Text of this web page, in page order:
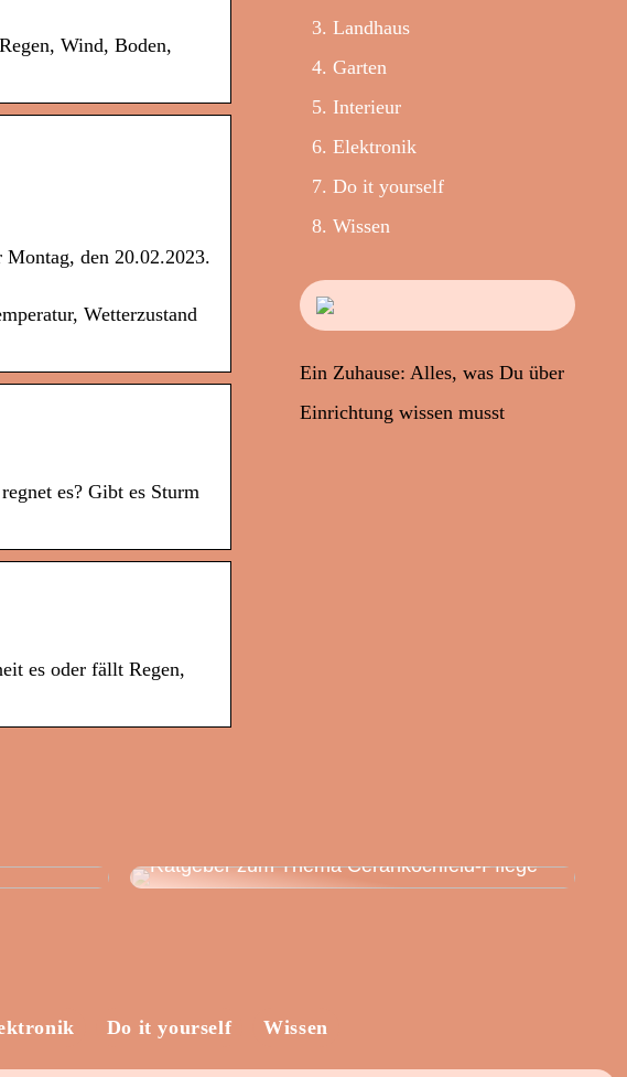
Wind, Boden,
den 20.02.2023.
Wetterzustand
es? Gibt es Sturm
es oder fällt Regen,
Landhaus
Garten
Interieur
Elektronik
Do it yourself
Wissen
Ein Zuhause: Alles, was Du über
Einrichtung wissen musst
Ratgeber zum Thema Cerankochfeld-Pflege
Do it yourself Wissen